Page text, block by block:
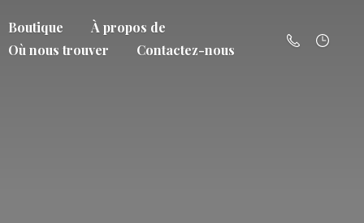
Boutique
À propos de
Où nous trouver
Contactez-nous